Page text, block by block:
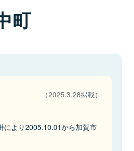
町
（2025.3.28掲載）
により2005.10.01から加賀市